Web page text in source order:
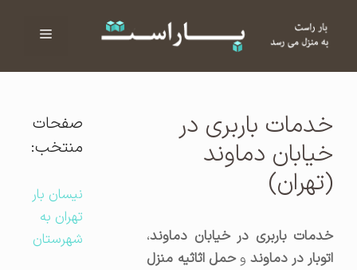
فهرست
خدمات باربری در
خیابان دماوند
(تهران)
خدمات باربری در خیابان دماوند،
اتوبار در دماوندوحمل اثاثیه منزل
صفحات
منتخب:
نیسان بار
تهران به
شهرستان